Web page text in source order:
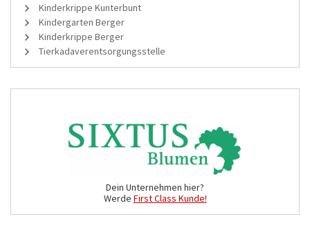
Kinderkrippe Kunterbunt
Kindergarten Berger
Kinderkrippe Berger
Tierkadaverentsorgungsstelle
Dein Unternehmen hier?
Werde First Class Kunde!